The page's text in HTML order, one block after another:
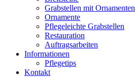
Grabstellen mit Ornamenten
Ornamente
Pflegeleichte Grabstellen
Restauration
Auftragsarbeiten
Informationen
Pflegetips
Kontakt